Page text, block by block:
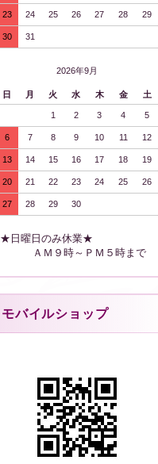
23 24 25 26 27 28 29
30 31
2026年9月
日 月 火 水 木 金 土
1 2 3 4 5
6 7 8 9 10 11 12
13 14 15 16 17 18 19
20 21 22 23 24 25 26
27 28 29 30
★日曜日のみ休業★
ＡＭ９時～ＰＭ５時まで
モバイルショップ